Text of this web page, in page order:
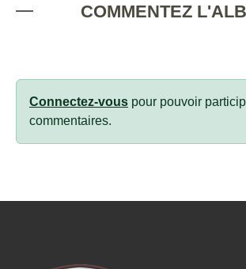
COMMENTEZ
Connectez-vous pour pouvoir
commentaires.